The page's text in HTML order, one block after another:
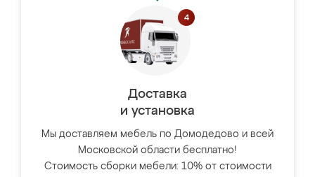
Доставка
и установка
Мы доставляем мебель по Домодедово и всей
Московской области бесплатно!
Стоимость сборки мебели: 10% от стоимости